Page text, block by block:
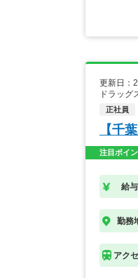
更新日：
ドラッ
正社員
【千
注目ポイン
給与
勤務
アク